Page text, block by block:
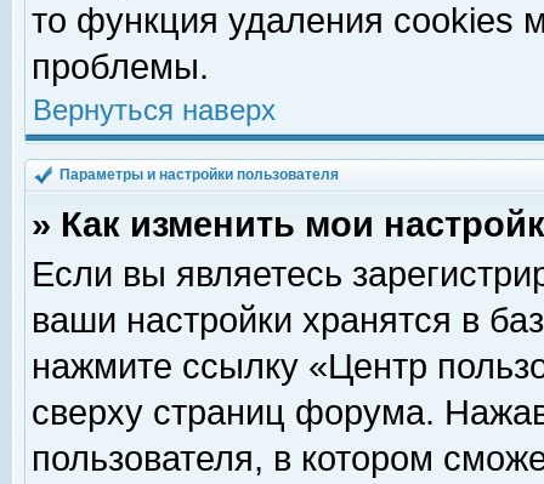
то функция удаления cookies
проблемы.
Вернуться наверх
Параметры и настройки пользователя
» Как изменить мои
Если вы являетесь
ваши настройки хранятся в
нажмите ссылку «Центр
сверху страниц форума.
пользователя, в котором